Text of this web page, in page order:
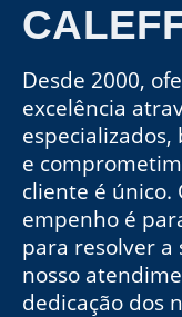
Desde 2000,
excelência
especializados,
e
cliente é único.
empenho é
para resolver a
nosso
dedicação dos